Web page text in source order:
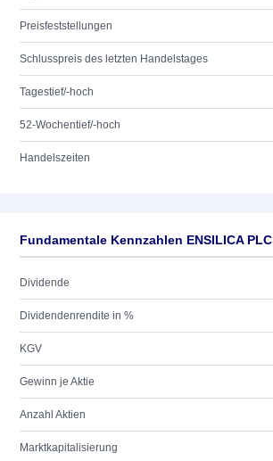
Preisfeststellungen
Schlusspreis des letzten Handelstages
Tagestief/-hoch
52-Wochentief/-hoch
Handelszeiten
Dividende
Dividendenrendite in %
KGV
Gewinn je Aktie
Anzahl Aktien
Marktkapitalisierung